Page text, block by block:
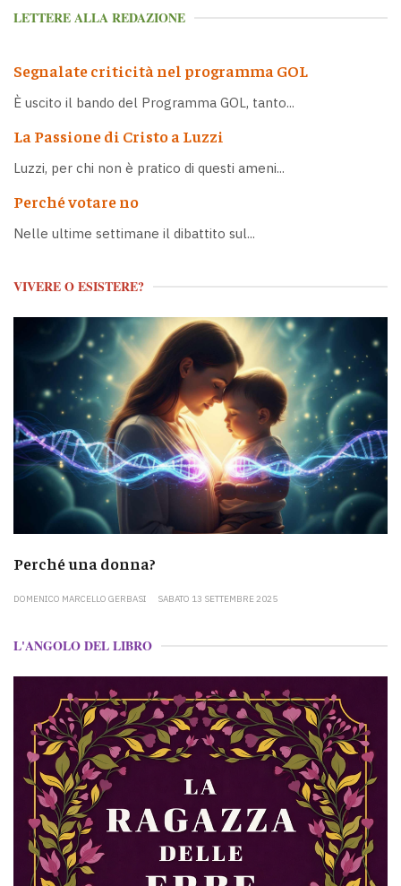
LETTERE ALLA REDAZIONE
Segnalate criticità nel programma GOL
È uscito il bando del Programma GOL, tanto...
La Passione di Cristo a Luzzi
Luzzi, per chi non è pratico di questi ameni...
Perché votare no
Nelle ultime settimane il dibattito sul...
VIVERE O ESISTERE?
Perché una donna?
DOMENICO MARCELLO GERBASI SABATO 13 SETTEMBRE 2025
L'ANGOLO DEL LIBRO